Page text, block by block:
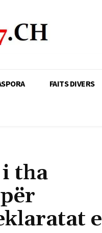
FAITS DIVERS
tha
e